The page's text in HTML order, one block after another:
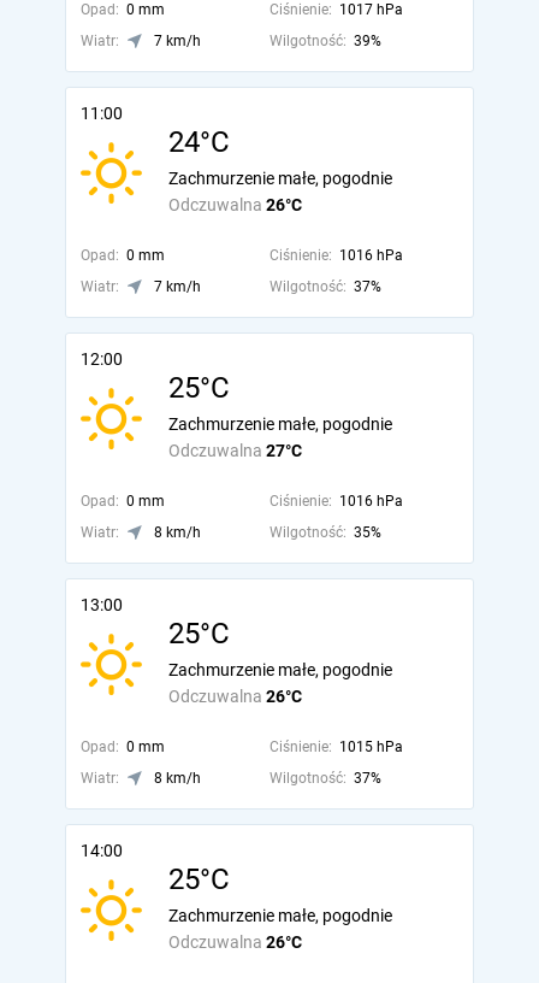
Opad: 0 mm Ciśnienie: 1017 hPa
Wiatr:
7 km/h Wilgotność: 39%
11:00
24°C
Odczuwalna 26°C
Zachmurzenie małe, pogodnie
Opad: 0 mm Ciśnienie: 1016 hPa
Wiatr:
7 km/h Wilgotność: 37%
12:00
25°C
Odczuwalna 27°C
Zachmurzenie małe, pogodnie
Opad: 0 mm Ciśnienie: 1016 hPa
Wiatr:
8 km/h Wilgotność: 35%
13:00
25°C
Odczuwalna 26°C
Zachmurzenie małe, pogodnie
Opad: 0 mm Ciśnienie: 1015 hPa
Wiatr:
8 km/h Wilgotność: 37%
14:00
25°C
Odczuwalna 26°C
Zachmurzenie małe, pogodnie